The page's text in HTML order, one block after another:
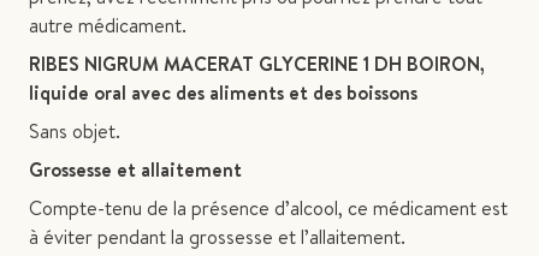
autre médicament.
RIBES NIGRUM MACERAT GLYCERINE 1 DH BOIRON,
liquide oral avec des aliments et des boissons
Sans objet.
Grossesse et allaitement
Compte-tenu de la présence d’alcool, ce médicament est
à éviter pendant la grossesse et l’allaitement.